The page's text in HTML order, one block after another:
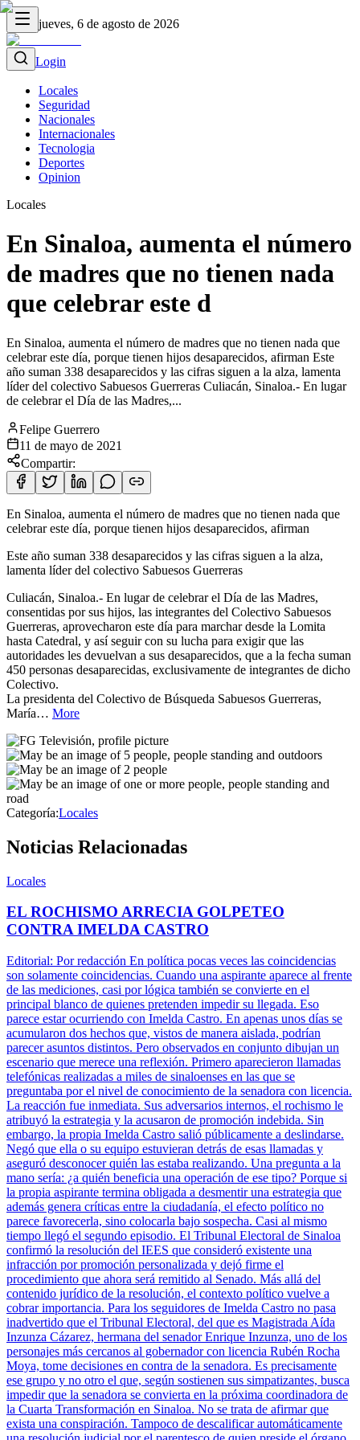
jueves, 6 de agosto de 2026
Login
Locales
Seguridad
Nacionales
Internacionales
Tecnologia
Deportes
Opinion
Locales
En Sinaloa, aumenta el número
de madres que no tienen nada
que celebrar este d
En Sinaloa, aumenta el número de madres que no tienen nada que
celebrar este día, porque tienen hijos desaparecidos, afirman Este
año suman 338 desaparecidos y las cifras siguen a la alza, lamenta
líder del colectivo Sabuesos Guerreras Culiacán, Sinaloa.- En lugar
de celebrar el Día de las Madres,...
Felipe Guerrero
11 de mayo de 2021
Compartir:
En Sinaloa, aumenta el número de madres que no tienen nada que
celebrar este día, porque tienen hijos desaparecidos, afirman
Este año suman 338 desaparecidos y las cifras siguen a la alza,
lamenta líder del colectivo Sabuesos Guerreras
Culiacán, Sinaloa.- En lugar de celebrar el Día de las Madres,
consentidas por sus hijos, las integrantes del Colectivo Sabuesos
Guerreras, aprovecharon este día para marchar desde la Lomita
hasta Catedral, y así seguir con su lucha para exigir que las
autoridades les devuelvan a sus desaparecidos, que a la fecha suman
450 personas desaparecidas, exclusivamente de integrantes de dicho
Colectivo.
La presidenta del Colectivo de Búsqueda Sabuesos Guerreras,
María… More
Categoría:Locales
Noticias Relacionadas
Locales
EL ROCHISMO ARRECIA GOLPETEO
CONTRA IMELDA CASTRO
Editorial: Por redacción En política pocas veces las coincidencias
son solamente coincidencias. Cuando una aspirante aparece al frente
de las mediciones, casi por lógica también se convierte en el
principal blanco de quienes pretenden impedir su llegada. Eso
parece estar ocurriendo con Imelda Castro. En apenas unos días se
acumularon dos hechos que, vistos de manera aislada, podrían
parecer asuntos distintos. Pero observados en conjunto dibujan un
escenario que merece una reflexión. Primero aparecieron llamadas
telefónicas realizadas a miles de sinaloenses en las que se
preguntaba por el nivel de conocimiento de la senadora con licencia.
La reacción fue inmediata. Sus adversarios internos, el rochismo le
atribuyó la estrategia y la acusaron de promoción indebida. Sin
embargo, la propia Imelda Castro salió públicamente a deslindarse.
Negó que ella o su equipo estuvieran detrás de esas llamadas y
aseguró desconocer quién las estaba realizando. Una pregunta a la
mano sería: ¿a quién beneficia una operación de ese tipo? Porque si
la propia aspirante termina obligada a desmentir una estrategia que
además genera críticas entre la ciudadanía, el efecto político no
parece favorecerla, sino colocarla bajo sospecha. Casi al mismo
tiempo llegó el segundo episodio. El Tribunal Electoral de Sinaloa
confirmó la resolución del IEES que consideró existente una
infracción por promoción personalizada y dejó firme el
procedimiento que ahora será remitido al Senado. Más allá del
contenido jurídico de la resolución, el contexto político vuelve a
cobrar importancia. Para los seguidores de Imelda Castro no pasa
inadvertido que el Tribunal Electoral, del que es Magistrada Aída
Inzunza Cázarez, hermana del senador Enrique Inzunza, uno de los
personajes más cercanos al gobernador con licencia Rubén Rocha
Moya, tome decisiones en contra de la senadora. Es precisamente
ese grupo y no otro el que, según sostienen sus simpatizantes, busca
impedir que la senadora se convierta en la próxima coordinadora de
la Cuarta Transformación en Sinaloa. No se trata de afirmar que
exista una conspiración. Tampoco de descalificar automáticamente